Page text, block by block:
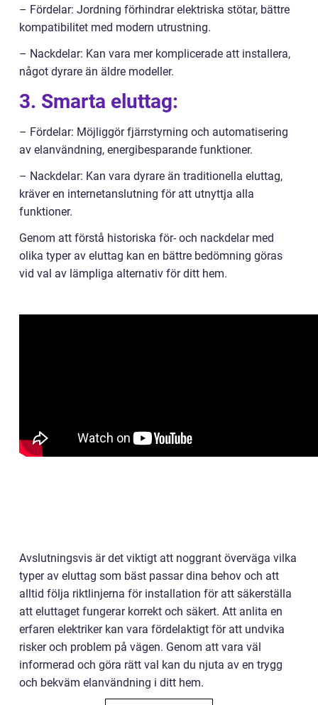
– Fördelar: Jordning förhindrar elektriska stötar, bättre
kompatibilitet med modern utrustning.
– Nackdelar: Kan vara mer komplicerade att installera,
något dyrare än äldre modeller.
3. Smarta eluttag:
– Fördelar: Möjliggör fjärrstyrning och automatisering
av elanvändning, energibesparande funktioner.
– Nackdelar: Kan vara dyrare än traditionella eluttag,
kräver en internetanslutning för att utnyttja alla
funktioner.
Genom att förstå historiska för- och nackdelar med
olika typer av eluttag kan en bättre bedömning göras
vid val av lämpliga alternativ för ditt hem.
Avslutningsvis är det viktigt att noggrant överväga vilka
typer av eluttag som bäst passar dina behov och att
alltid följa riktlinjerna för installation för att säkerställa
att eluttaget fungerar korrekt och säkert. Att anlita en
erfaren elektriker kan vara fördelaktigt för att undvika
risker och problem på vägen. Genom att vara väl
informerad och göra rätt val kan du njuta av en trygg
och bekväm elanvändning i ditt hem.